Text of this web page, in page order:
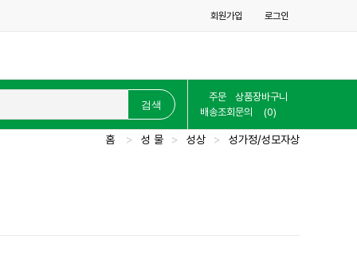
회원가입 로그인
주문
배송조회
상품
문의
장바구니
(0)
홈 > 성 물 > 성상 > 성가정/성모자상